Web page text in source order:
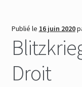
Auteurs
Publié le 16 juin 2020
Droit